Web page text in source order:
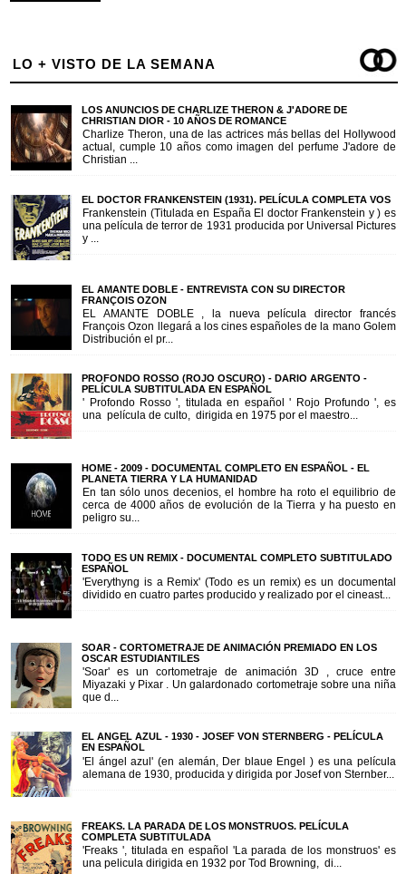
LO + VISTO DE LA SEMANA
LOS ANUNCIOS DE CHARLIZE THERON & J'ADORE DE
CHRISTIAN DIOR - 10 AÑOS DE ROMANCE
Charlize Theron, una de las actrices más bellas del Hollywood
actual, cumple 10 años como imagen del perfume J'adore de
Christian ...
EL DOCTOR FRANKENSTEIN (1931). PELÍCULA COMPLETA VOS
Frankenstein (Titulada en España El doctor Frankenstein y ) es
una película de terror de 1931 producida por Universal Pictures
y ...
EL AMANTE DOBLE - ENTREVISTA CON SU DIRECTOR
FRANÇOIS OZON
EL AMANTE DOBLE , la nueva película director francés
François Ozon llegará a los cines españoles de la mano Golem
Distribución el pr...
PROFONDO ROSSO (ROJO OSCURO) - DARIO ARGENTO -
PELÍCULA SUBTITULADA EN ESPAÑOL
' Profondo Rosso ', titulada en español ' Rojo Profundo ', es
una película de culto, dirigida en 1975 por el maestro...
HOME - 2009 - DOCUMENTAL COMPLETO EN ESPAÑOL - EL
PLANETA TIERRA Y LA HUMANIDAD
En tan sólo unos decenios, el hombre ha roto el equilibrio de
cerca de 4000 años de evolución de la Tierra y ha puesto en
peligro su...
TODO ES UN REMIX - DOCUMENTAL COMPLETO SUBTITULADO
ESPAÑOL
'Everythyng is a Remix' (Todo es un remix) es un documental
dividido en cuatro partes producido y realizado por el cineast...
SOAR - CORTOMETRAJE DE ANIMACIÓN PREMIADO EN LOS
OSCAR ESTUDIANTILES
'Soar' es un cortometraje de animación 3D , cruce entre
Miyazaki y Pixar . Un galardonado cortometraje sobre una niña
que d...
EL ANGEL AZUL - 1930 - JOSEF VON STERNBERG - PELÍCULA
EN ESPAÑOL
'El ángel azul' (en alemán, Der blaue Engel ) es una película
alemana de 1930, producida y dirigida por Josef von Sternber...
FREAKS. LA PARADA DE LOS MONSTRUOS. PELÍCULA
COMPLETA SUBTITULADA
'Freaks ', titulada en español 'La parada de los monstruos' es
una pelicula dirigida en 1932 por Tod Browning, di...